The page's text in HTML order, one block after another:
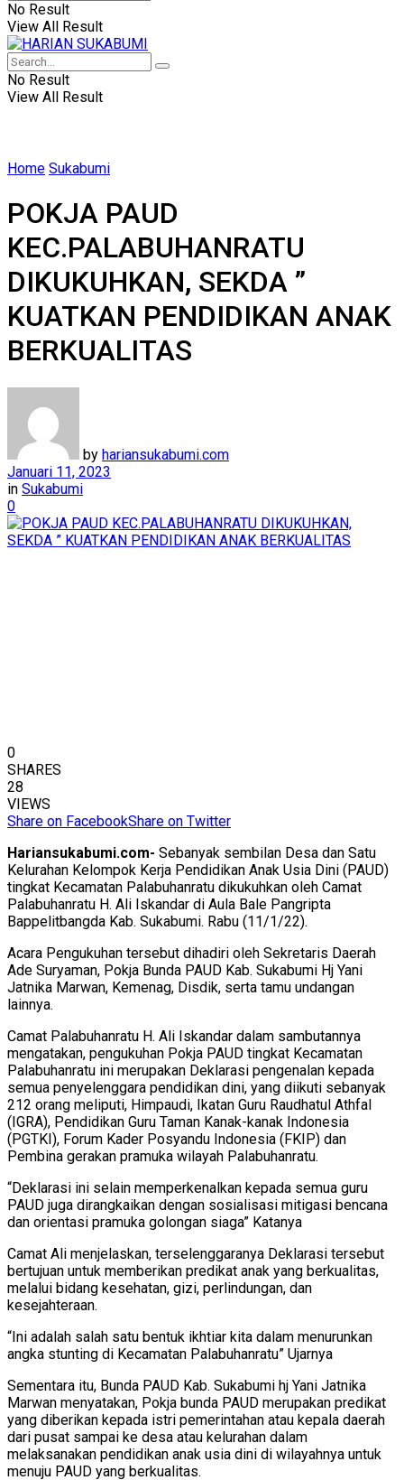
No Result
View All Result
No Result
View All Result
Home Sukabumi
POKJA PAUD
KEC.PALABUHANRATU
DIKUKUHKAN, SEKDA ”
KUATKAN PENDIDIKAN ANAK
BERKUALITAS
by hariansukabumi.com
Januari 11, 2023
in Sukabumi
0
0
SHARES
28
VIEWS
Share on FacebookShare on Twitter
Hariansukabumi.com- Sebanyak sembilan Desa dan Satu
Kelurahan Kelompok Kerja Pendidikan Anak Usia Dini (PAUD)
tingkat Kecamatan Palabuhanratu dikukuhkan oleh Camat
Palabuhanratu H. Ali Iskandar di Aula Bale Pangripta
Bappelitbangda Kab. Sukabumi. Rabu (11/1/22).
Acara Pengukuhan tersebut dihadiri oleh Sekretaris Daerah
Ade Suryaman, Pokja Bunda PAUD Kab. Sukabumi Hj Yani
Jatnika Marwan, Kemenag, Disdik, serta tamu undangan
lainnya.
Camat Palabuhanratu H. Ali Iskandar dalam sambutannya
mengatakan, pengukuhan Pokja PAUD tingkat Kecamatan
Palabuhanratu ini merupakan Deklarasi pengenalan kepada
semua penyelenggara pendidikan dini, yang diikuti sebanyak
212 orang meliputi, Himpaudi, Ikatan Guru Raudhatul Athfal
(IGRA), Pendidikan Guru Taman Kanak-kanak Indonesia
(PGTKI), Forum Kader Posyandu Indonesia (FKIP) dan
Pembina gerakan pramuka wilayah Palabuhanratu.
“Deklarasi ini selain memperkenalkan kepada semua guru
PAUD juga dirangkaikan dengan sosialisasi mitigasi bencana
dan orientasi pramuka golongan siaga” Katanya
Camat Ali menjelaskan, terselenggaranya Deklarasi tersebut
bertujuan untuk memberikan predikat anak yang berkualitas,
melalui bidang kesehatan, gizi, perlindungan, dan
kesejahteraan.
“Ini adalah salah satu bentuk ikhtiar kita dalam menurunkan
angka stunting di Kecamatan Palabuhanratu” Ujarnya
Sementara itu, Bunda PAUD Kab. Sukabumi hj Yani Jatnika
Marwan menyatakan, Pokja bunda PAUD merupakan predikat
yang diberikan kepada istri pemerintahan atau kepala daerah
dari pusat sampai ke desa atau kelurahan dalam
melaksanakan pendidikan anak usia dini di wilayahnya untuk
menuju PAUD yang berkualitas.